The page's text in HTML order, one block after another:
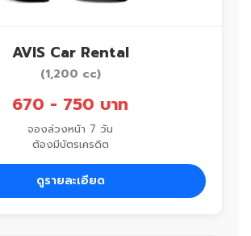
AVIS Car Rental
(1,200 cc)
670 - 750 บาท
จองล่วงหน้า 7 วัน
ต้องมีบัตรเครดิต
ดูรายละเอียด